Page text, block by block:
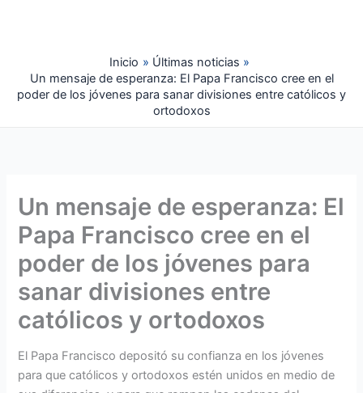
Inicio
Últimas noticias
Un mensaje de esperanza: El Papa Francisco cree en el
poder de los jóvenes para sanar divisiones entre católicos y
ortodoxos
Un mensaje de esperanza: El
Papa Francisco cree en el
poder de los jóvenes para
sanar divisiones entre
católicos y ortodoxos
El Papa Francisco depositó su confianza en los jóvenes
para que católicos y ortodoxos estén unidos en medio de